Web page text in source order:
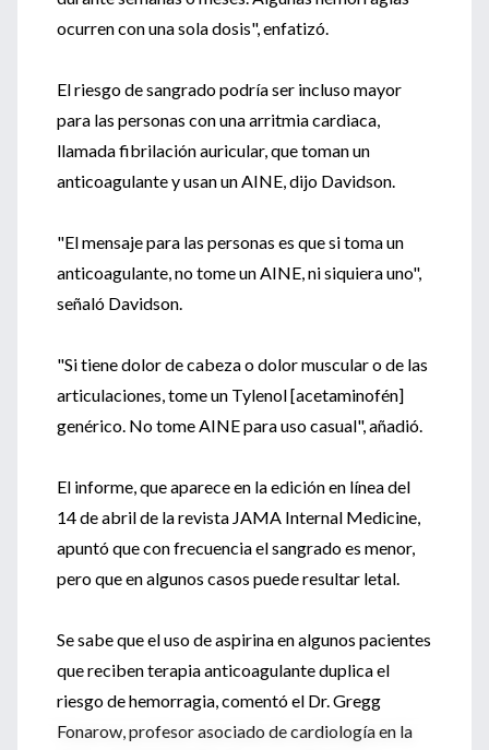
ocurren con una sola dosis", enfatizó.
El riesgo de sangrado podría ser incluso mayor
para las personas con una arritmia cardiaca,
llamada fibrilación auricular, que toman un
anticoagulante y usan un AINE, dijo Davidson.
"El mensaje para las personas es que si toma un
anticoagulante, no tome un AINE, ni siquiera uno",
señaló Davidson.
"Si tiene dolor de cabeza o dolor muscular o de las
articulaciones, tome un Tylenol [acetaminofén]
genérico. No tome AINE para uso casual", añadió.
El informe, que aparece en la edición en línea del
14 de abril de la revista JAMA Internal Medicine,
apuntó que con frecuencia el sangrado es menor,
pero que en algunos casos puede resultar letal.
Se sabe que el uso de aspirina en algunos pacientes
que reciben terapia anticoagulante duplica el
riesgo de hemorragia, comentó el Dr. Gregg
Fonarow, profesor asociado de cardiología en la